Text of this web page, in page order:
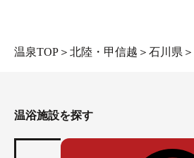
温泉TOP ＞ 北陸・甲信越 ＞ 石川県 ＞
温浴施設を探す